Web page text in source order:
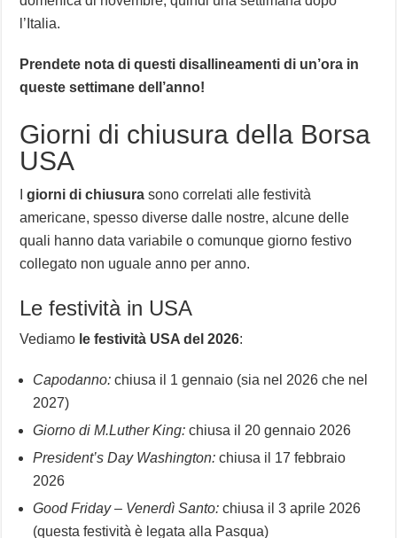
l’Italia.
Prendete nota di questi disallineamenti di un’ora in
queste settimane dell’anno!
Giorni di chiusura della Borsa
USA
Igiorni di chiusura sono correlati alle festività
americane, spesso diverse dalle nostre, alcune delle
quali hanno data variabile o comunque giorno festivo
collegato non uguale anno per anno.
Le festività in USA
Vediamo le festività USA del 2026:
Capodanno: chiusa il 1 gennaio (sia nel 2026 che nel
2027)
Giorno di M.Luther King: chiusa il 20 gennaio 2026
President’s Day Washington: chiusa il 17 febbraio
2026
Good Friday – Venerdì Santo: chiusa il 3 aprile 2026
(questa festività è legata alla Pasqua)